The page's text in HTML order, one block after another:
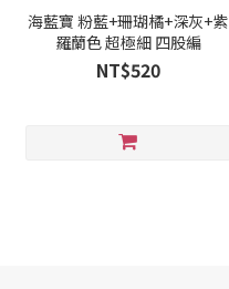
海藍寶 粉藍+珊瑚橘+深灰+紫
羅蘭色 超極細 四股編
NT$520